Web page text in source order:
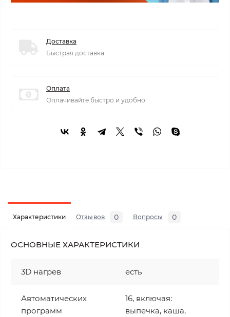
Доставка
Быстрая доставка
Оплата
Оплачивайте быстро и удобно
Характеристики Отзывов 0 Вопросы 0
ОСНОВНЫЕ ХАРАКТЕРИСТИКИ
3D нагрев есть
Автоматических
программ
16, включая:
выпечка, каша,